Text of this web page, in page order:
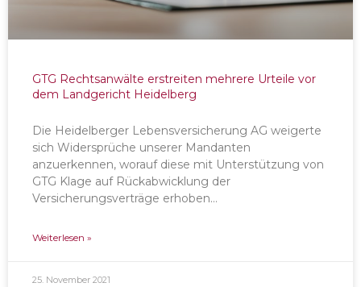
GTG Rechtsanwälte erstreiten mehrere Urteile vor
dem Landgericht Heidelberg
Die Heidelberger Lebensversicherung AG weigerte
sich Widersprüche unserer Mandanten
anzuerkennen, worauf diese mit Unterstützung von
GTG Klage auf Rückabwicklung der
Versicherungsverträge erhoben…
Weiterlesen »
25. November 2021